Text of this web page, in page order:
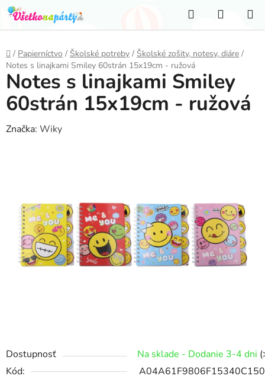
Prejsť
na
obsah
Hľadať
KOŠÍK
Domov
/ Papierníctvo / Školské potreby / Školské zošity, notesy, diáre /
Notes s linajkami Smiley 60strán 15x19cm - ružová
Dostupnosť Na sklade - Dodanie 3-4 dni
Kód:
Notes s linajkami Smiley
60strán 15x19cm - ružová
Značka: Wiky